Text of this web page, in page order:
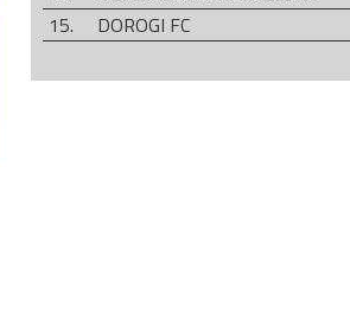
15.
DOROGI FC
17.
AQVITAL FC CSÁKVÁR